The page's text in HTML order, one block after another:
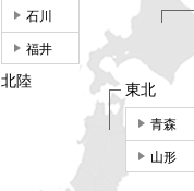
東北
青森
山形
石川
福井
北陸